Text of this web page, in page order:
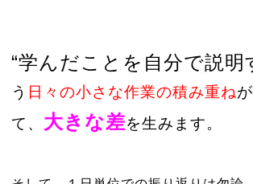
“学んだことを自分で説明
う 日々の小さな作業の積み重ね
て、 大きな差を生みます。